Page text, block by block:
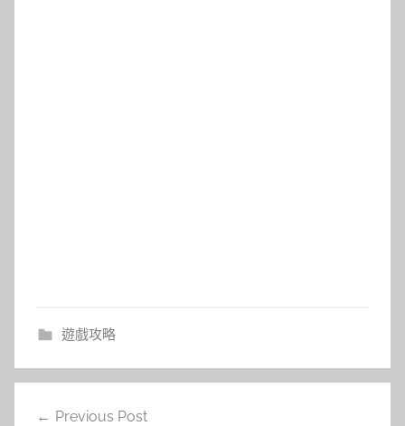
遊戲攻略
Previous Post